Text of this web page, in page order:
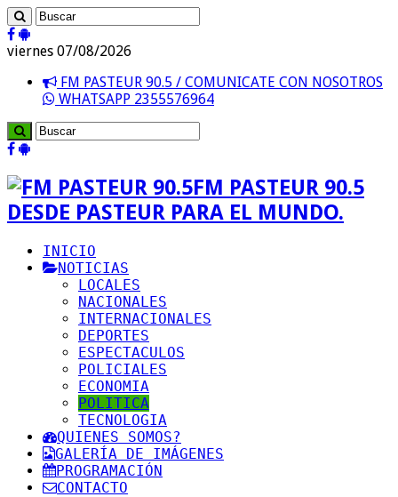
viernes 07/08/2026
FM PASTEUR 90.5 / COMUNICATE CON NOSOTROS
WHATSAPP 2355576964
FM PASTEUR 90.5
DESDE PASTEUR PARA EL MUNDO.
INICIO
NOTICIAS
LOCALES
NACIONALES
INTERNACIONALES
DEPORTES
ESPECTACULOS
POLICIALES
ECONOMIA
POLITICA
TECNOLOGIA
QUIENES SOMOS?
GALERÍA DE IMÁGENES
PROGRAMACIÓN
CONTACTO